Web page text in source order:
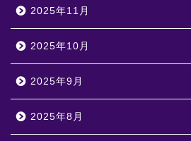
2025年11月
2025年10月
2025年9月
2025年8月